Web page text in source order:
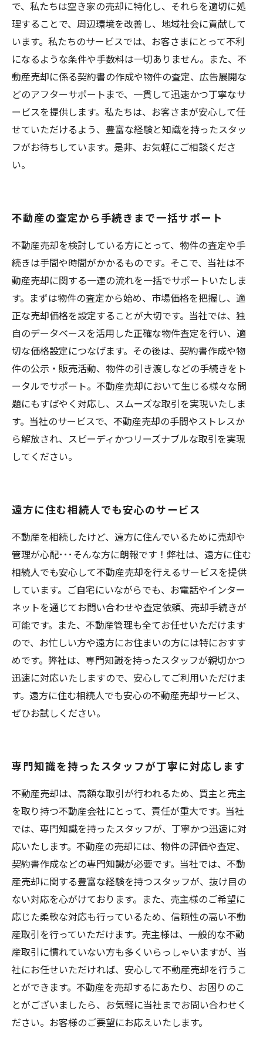
で、私たちは空き家の売却に特化し、それらを適切に処
理することで、周辺環境を改善し、地域社会に貢献して
います。私たちのサービスでは、お客さまにとって不利
になるような条件や手数料は一切ありません。また、不
動産売却に係る契約書の作成や物件の査定、広告展開な
どのアフターサポートまで、一貫して迅速かつ丁寧なサ
ービスを提供します。私たちは、お客さまが安心して任
せていただけるよう、豊富な経験と知識を持ったスタッ
フがお待ちしています。是非、お気軽にご相談くださ
い。
不動産の査定から手続きまで一括サポート
不動産売却を検討している方にとって、物件の査定や手
続きは手間や時間がかかるものです。そこで、当社は不
動産売却に関する一連の流れを一括でサポートいたしま
す。まずは物件の査定から始め、市場価格を把握し、適
正な売却価格を設定することが大切です。当社では、独
自のデータベースを活用した正確な物件査定を行い、適
切な価格設定につなげます。その後は、契約書作成や物
件の公示・販売活動、物件の引き渡しなどの手続きをト
ータルでサポート。不動産売却において生じる様々な問
題にもすばやく対応し、スムーズな取引を実現いたしま
す。当社のサービスで、不動産売却の手間やストレスか
ら解放され、スピーディかつリーズナブルな取引を実現
してください。
遠方に住む相続人でも安心のサービス
不動産を相続したけど、遠方に住んでいるために売却や
管理が心配･･･そんな方に朗報です！弊社は、遠方に住む
相続人でも安心して不動産売却を行えるサービスを提供
しています。ご自宅にいながらでも、お電話やインター
ネットを通じてお問い合わせや査定依頼、売却手続きが
可能です。また、不動産管理も全てお任せいただけます
ので、お忙しい方や遠方にお住まいの方には特におすす
めです。弊社は、専門知識を持ったスタッフが親切かつ
迅速に対応いたしますので、安心してご利用いただけま
す。遠方に住む相続人でも安心の不動産売却サービス、
ぜひお試しください。
専門知識を持ったスタッフが丁寧に対応します
不動産売却は、高額な取引が行われるため、買主と売主
を取り持つ不動産会社にとって、責任が重大です。当社
では、専門知識を持ったスタッフが、丁寧かつ迅速に対
応いたします。不動産の売却には、物件の評価や査定、
契約書作成などの専門知識が必要です。当社では、不動
産売却に関する豊富な経験を持つスタッフが、抜け目の
ない対応を心がけております。また、売主様のご希望に
応じた柔軟な対応も行っているため、信頼性の高い不動
産取引を行っていただけます。売主様は、一般的な不動
産取引に慣れていない方も多くいらっしゃいますが、当
社にお任せいただければ、安心して不動産売却を行うこ
とができます。不動産を売却するにあたり、お困りのこ
とがございましたら、お気軽に当社までお問い合わせく
ださい。お客様のご要望にお応えいたします。